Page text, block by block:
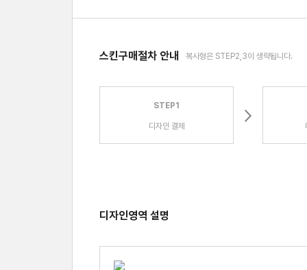
스킨구매절차 안내 복사형은 STEP2,3이 생략됩니다.
STEP1
디자인 결제
디자인영역 설명